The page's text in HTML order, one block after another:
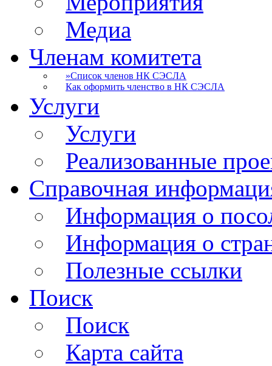
Медиа
Членам комитета
»Список членов НК СЭСЛА
Как оформить членство в НК СЭСЛА
Услуги
Услуги
Реализованные
Справочная
Информация о
Информация о
Полезные ссылки
Поиск
Поиск
Карта сайта